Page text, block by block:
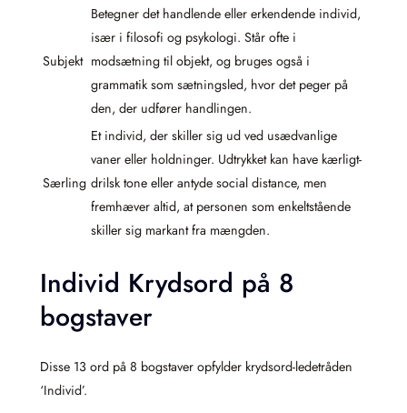
Subjekt
Betegner det handlende eller erkendende individ,
især i filosofi og psykologi. Står ofte i
modsætning til objekt, og bruges også i
grammatik som sætningsled, hvor det peger på
den, der udfører handlingen.
Særling
Et individ, der skiller sig ud ved usædvanlige
vaner eller holdninger. Udtrykket kan have kærligt-
drilsk tone eller antyde social distance, men
fremhæver altid, at personen som enkeltstående
skiller sig markant fra mængden.
Individ Krydsord på 8
bogstaver
Disse 13 ord på 8 bogstaver opfylder krydsord-ledetråden
‘Individ’.